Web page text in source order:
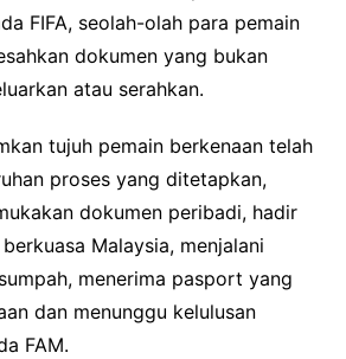
FIFA, seolah-olah para pemain
dokumen yang bukan
atau serahkan.
tujuh pemain berkenaan telah
proses yang ditetapkan,
dokumen peribadi, hadir
Malaysia, menjalani
menerima pasport yang
dan menunggu kelulusan
FAM.